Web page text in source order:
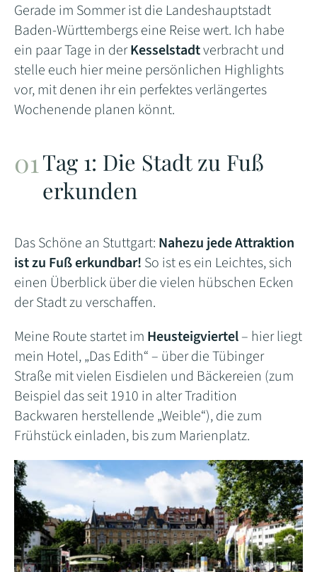
Gerade im Sommer ist die Landeshauptstadt
Baden-Württembergs eine Reise wert. Ich habe
ein paar Tage in derKesselstadtverbracht und
stelle euch hier meine persönlichen Highlights
vor, mit denen ihr ein perfektes verlängertes
Wochenende planen könnt.
Tag 1: Die Stadt zu Fuß
erkunden
Das Schöne an Stuttgart: Nahezu jede Attraktion
ist zu Fuß erkundbar! So ist es ein Leichtes, sich
einen Überblick über die vielen hübschen Ecken
der Stadt zu verschaffen.
Meine Route startet im Heusteigviertel– hier liegt
mein Hotel, „Das Edith“ – über die Tübinger
Straße mit vielen Eisdielen und Bäckereien (zum
Beispiel das seit 1910 in alter Tradition
Backwaren herstellende „Weible“), die zum
Frühstück einladen, bis zum Marienplatz.